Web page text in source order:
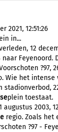
2021, 12:51:26
in...
12
naar Feyenoord.
?97,
Wie het intense
22
plein toestaat.
2003,
regio. Zoals het
?97 -